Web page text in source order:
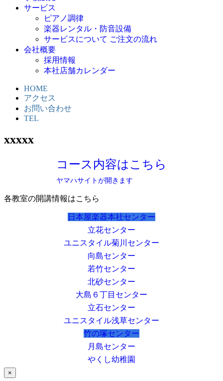
サービス
ピアノ調律
楽器レンタル・防音設備
サービスについて ご注文の流れ
会社概要
採用情報
本社店舗カレンダー
HOME
アクセス
お問い合わせ
TEL
xxxxx
コース内容はこちら
ヤマハサイトが開きます
各教室の開講情報はこちら
日本屋楽器本社センター
立花センター
ユニスタイル菊川センター
向島センター
若竹センター
北砂センター
大島６丁目センター
立石センター
ユニスタイル浅草センター
竹の塚センター
月島センター
やくし幼稚園
×